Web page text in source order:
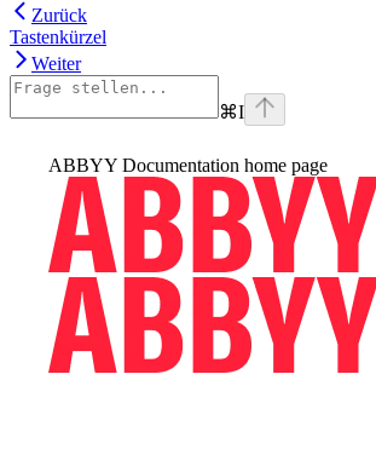
Zurück
Tastenkürzel
Weiter
⌘I
ABBYY Documentation home page